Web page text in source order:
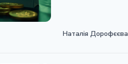
Наталія Дорофєєва